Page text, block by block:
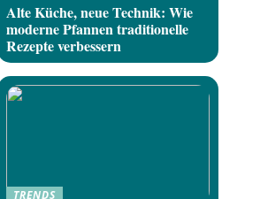
Alte Küche, neue Technik: Wie
moderne Pfannen traditionelle
Rezepte verbessern
TRENDS